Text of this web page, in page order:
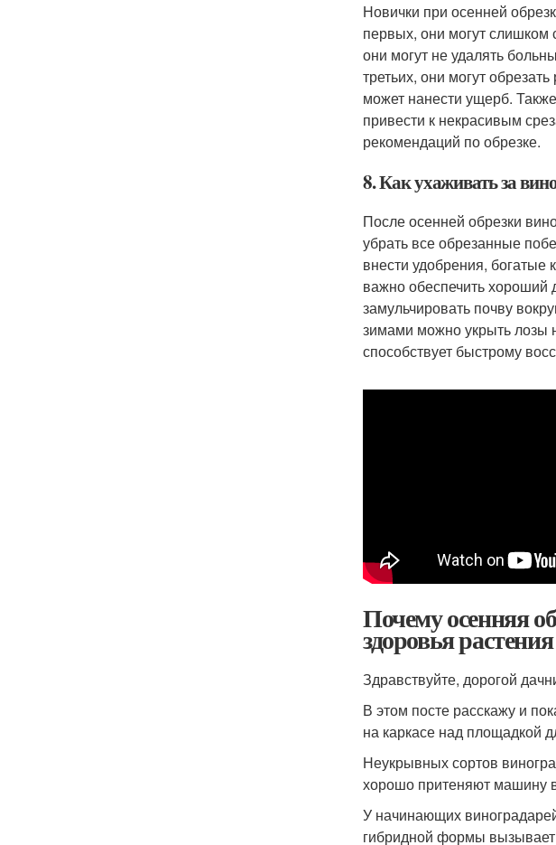
Новички при осенней
первых, они могут слишком
они могут не удалять
третьих, они могут
может нанести ущерб.
привести к некрасивым
рекомендаций по обрезке.
8. Как ухаживать за
После осенней обрезки
убрать все обрезанные
внести удобрения,
важно обеспечить хороший
замульчировать почву
зимами можно укрыть лозы
способствует быстрому
Почему осенняя
здоровья растения
Здравствуйте, дорогой
В этом посте расскажу и
на каркасе над площадкой
Неукрывных сортов
хорошо притеняют машину
У начинающих
гибридной формы вызывает